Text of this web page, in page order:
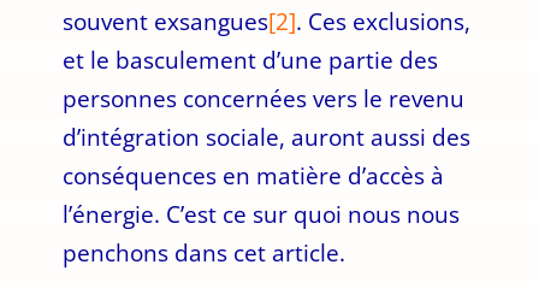
souvent exsangues[2]. Ces exclusions,
et le basculement d’une partie des
personnes concernées vers le revenu
d’intégration sociale, auront aussi des
conséquences en matière d’accès à
l’énergie. C’est ce sur quoi nous nous
penchons dans cet article.